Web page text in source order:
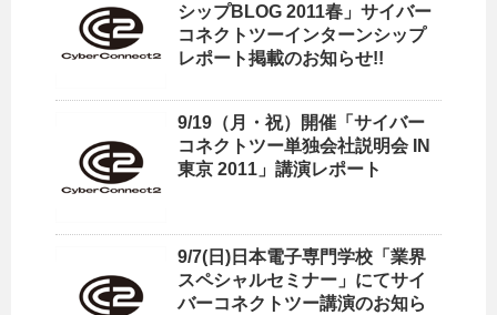
シップBLOG 2011春」サイバー
コネクトツーインターンシップ
レポート掲載のお知らせ!!
9/19（月・祝）開催「サイバー
コネクトツー単独会社説明会 IN
東京 2011」講演レポート
9/7(日)日本電子専門学校「業界
スペシャルセミナー」にてサイ
バーコネクトツー講演のお知ら